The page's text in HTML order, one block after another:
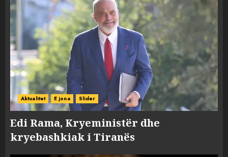
Aktualitet E jona Slider
Edi Rama, Kryeministër dhe
kryebashkiak i Tiranës